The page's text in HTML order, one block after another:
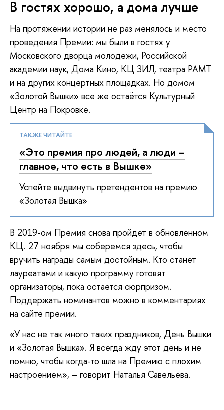
В гостях хорошо, а дома лучше
На протяжении истории не раз менялось и место
проведения Премии: мы были в гостях у
Московского дворца молодежи, Российской
академии наук, Дома Кино, КЦ ЗИЛ, театра РАМТ
и на других концертных площадках. Но домом
«Золотой Вышки» все же остаётся Культурный
Центр на Покровке.
ТАКЖЕ ЧИТАЙТЕ
«Это премия про людей, а люди –
главное, что есть в Вышке»
Успейте выдвинуть претендентов на премию
«Золотая Вышка»
В 2019-ом Премия снова пройдет в обновленном
КЦ. 27 ноября мы соберемся здесь, чтобы
вручить награды самым достойным. Кто станет
лауреатами и какую программу готовят
организаторы, пока остается сюрпризом.
Поддержать номинантов можно в комментариях
на сайте премии.
«У нас не так много таких праздников, День Вышки
и «Золотая Вышка». Я всегда жду этот день и не
помню, чтобы когда-то шла на Премию с плохим
настроением», – говорит Наталья Савельева.